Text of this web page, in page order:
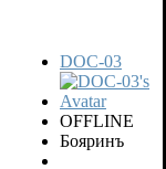
DOC-03
OFFLINE
Бояринъ